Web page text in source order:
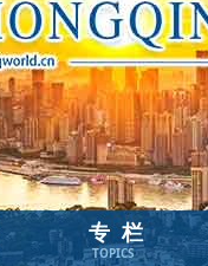
专栏
TOPICS